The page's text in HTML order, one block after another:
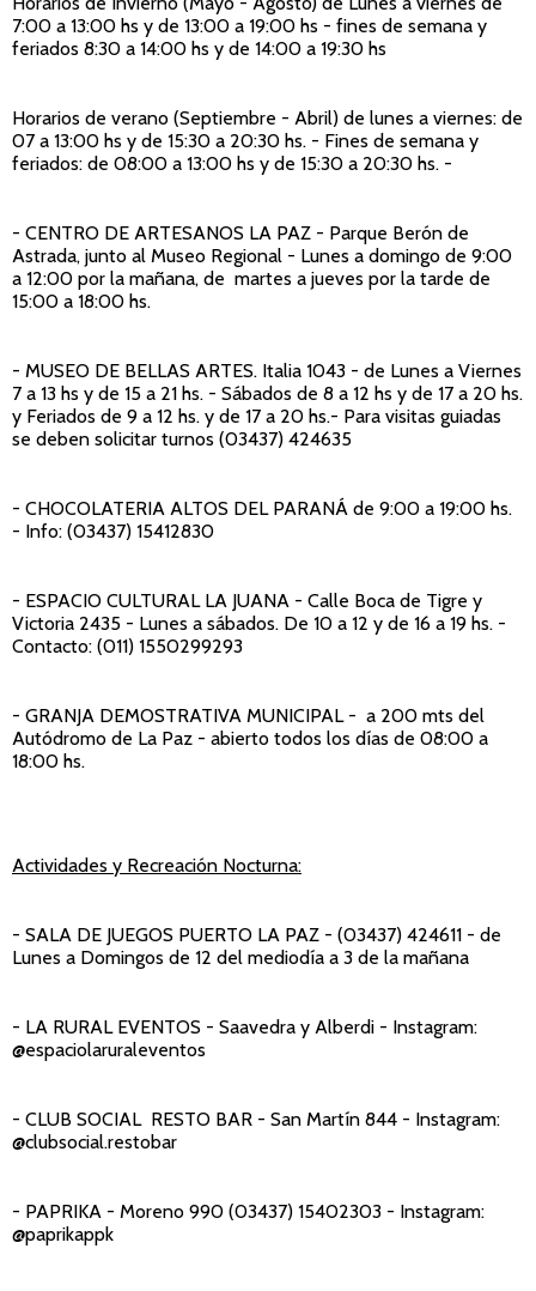
7:00 a 13:00 hs y de 13:00 a 19:00 hs - fines de semana y
feriados 8:30 a 14:00 hs y de 14:00 a 19:30 hs
Horarios de verano (Septiembre - Abril) de lunes a viernes: de
07 a 13:00 hs y de 15:30 a 20:30 hs. - Fines de semana y
feriados: de 08:00 a 13:00 hs y de 15:30 a 20:30 hs. -
- CENTRO DE ARTESANOS LA PAZ - Parque Berón de
Astrada, junto al Museo Regional - Lunes a domingo de 9:00
a 12:00 por la mañana, de martes a jueves por la tarde de
15:00 a 18:00 hs.
- MUSEO DE BELLAS ARTES. Italia 1043 - de Lunes a Viernes
7 a 13 hs y de 15 a 21 hs. - Sábados de 8 a 12 hs y de 17 a 20 hs.
y Feriados de 9 a 12 hs. y de 17 a 20 hs.- Para visitas guiadas
se deben solicitar turnos (03437) 424635
- CHOCOLATERIA ALTOS DEL PARANÁ de 9:00 a 19:00 hs.
- Info: (03437) 15412830
- ESPACIO CULTURAL LA JUANA - Calle Boca de Tigre y
Victoria 2435 - Lunes a sábados. De 10 a 12 y de 16 a 19 hs. -
Contacto: (011) 1550299293
- GRANJA DEMOSTRATIVA MUNICIPAL- a 200 mts del
Autódromo de La Paz - abierto todos los días de 08:00 a
18:00 hs.
Actividades y Recreación Nocturna:
- SALA DE JUEGOS PUERTO LA PAZ - (03437) 424611 - de
Lunes a Domingos de 12 del mediodía a 3 de la mañana
- LA RURAL EVENTOS - Saavedra y Alberdi - Instagram:
@espaciolaruraleventos
- CLUB SOCIAL RESTO BAR - San Martín 844 - Instagram:
@clubsocial.restobar
- PAPRIKA - Moreno 990 (03437) 15402303 - Instagram:
@paprikappk